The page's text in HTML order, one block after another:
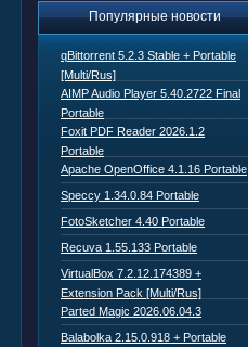
Популярные новости
qBittorrent 5.2.3 Stable + Portable
[Multi/Rus]
AIMP Audio Player 5.40.2722 Final
Portable
Foxit PDF Reader 2026.1.2
Portable
Apache OpenOffice 4.1.16 Portable
Speccy 1.34.0.84 Portable
FotoSketcher 4.40 Portable
Recuva 1.55.133 Portable
VirtualBox 7.2.12.174389 +
Extension Pack [Multi/Rus]
Parted Magic 2026.06.04.3
Balabolka 2.15.0.918 + Portable